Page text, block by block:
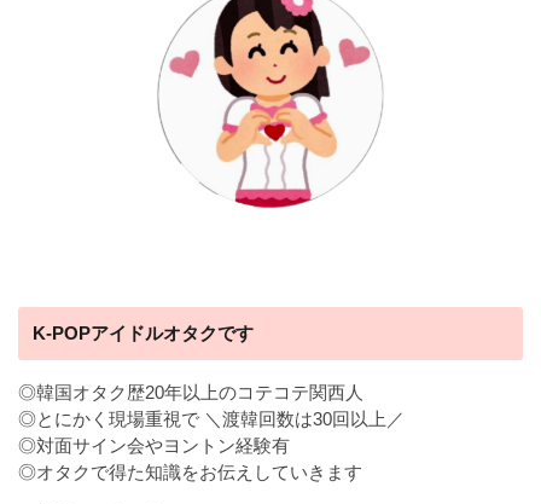
K-POPアイドルオタクです
◎韓国オタク歴20年以上のコテコテ関西人
◎とにかく現場重視で ＼渡韓回数は30回以上／
◎対面サイン会やヨントン経験有
◎オタクで得た知識をお伝えしていきます